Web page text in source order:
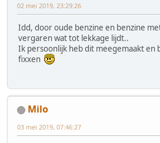
02 mei 2019, 23:29:26
Idd, door oude benzine en benzine
vergaren wat tot lekkage lijdt..
Ik persoonlijk heb dit meegemaakt en
fixxen
Milo
03 mei 2019, 07:46:27